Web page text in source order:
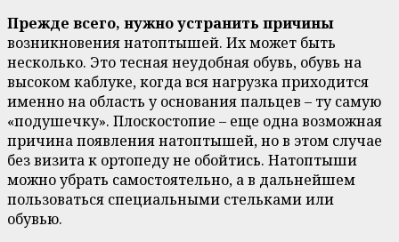
Прежде всего, нужно устранить причины
возникновения натоптышей. Их может быть
несколько. Это тесная неудобная обувь, обувь на
высоком каблуке, когда вся нагрузка приходится
именно на область у основания пальцев – ту самую
«подушечку». Плоскостопие – еще одна возможная
причина появления натоптышей, но в этом случае
без визита к ортопеду не обойтись. Натоптыши
можно убрать самостоятельно, а в дальнейшем
пользоваться специальными стельками или
обувью.